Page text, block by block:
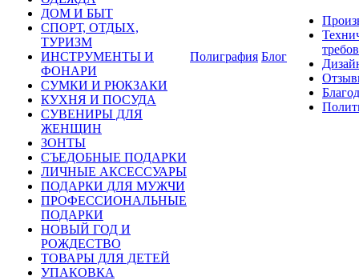
ДОМ И БЫТ
СПОРТ, ОТДЫХ,
ТУРИЗМ
ИНСТРУМЕНТЫ И
ФОНАРИ
СУМКИ И РЮКЗАКИ
КУХНЯ И ПОСУДА
СУВЕНИРЫ ДЛЯ
ЖЕНЩИН
ЗОНТЫ
СЪЕДОБНЫЕ ПОДАРКИ
ЛИЧНЫЕ АКСЕССУАРЫ
ПОДАРКИ ДЛЯ МУЖЧИ
ПРОФЕССИОНАЛЬНЫЕ
ПОДАРКИ
НОВЫЙ ГОД И
РОЖДЕСТВО
ТОВАРЫ ДЛЯ ДЕТЕЙ
УПАКОВКА
Полиграфия Блог